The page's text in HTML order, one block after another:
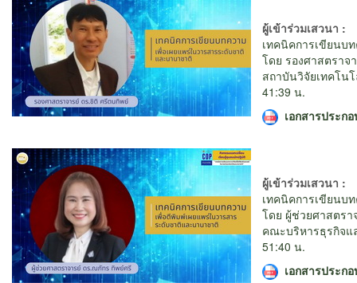
ผู้เข้าร่วมเสวนา :
เทคนิคการเขียนบ
โดย รองศาสตรา
สถาบันวิจัยเทคโน
41:39 น.
เอกสารประก
ผู้เข้าร่วมเสวนา :
เทคนิคการเขียนบ
โดย ผู้ช่วยศาสตร
คณะบริหารธุรกิจแ
51:40 น.
เอกสารประก